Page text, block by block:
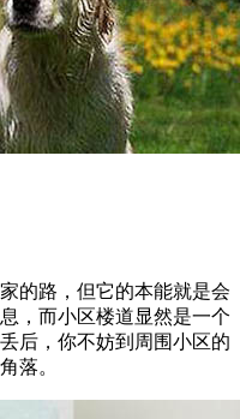
的路，但它的本能就是会
，而小区楼道显然是一个
后，你不妨到周围小区的
落。